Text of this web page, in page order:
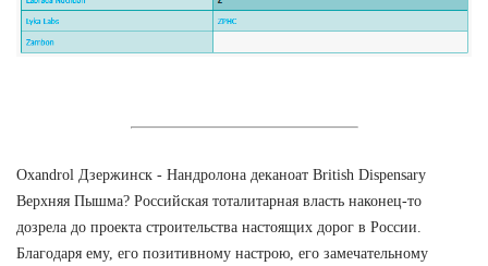
Oxandrol Дзержинск - Нандролона деканоат British Dispensary
Верхняя Пышма? Российская тоталитарная власть наконец-то
дозрела до проекта строительства настоящих дорог в России.
Благодаря ему, его позитивному настрою, его замечательному